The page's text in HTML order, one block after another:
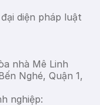
diện pháp luật
nhà Mê Linh
Nghé, Quận 1,
nghiệp: